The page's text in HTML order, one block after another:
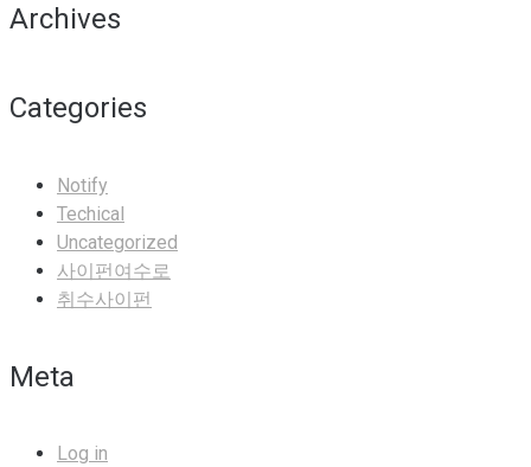
Archives
Categories
Notify
Techical
Uncategorized
사이펀여수로
취수사이펀
Meta
Log in